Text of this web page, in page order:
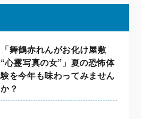
「舞鶴赤れんがお化け屋敷
“心霊写真の女”」夏の恐怖体
験を今年も味わってみません
か？